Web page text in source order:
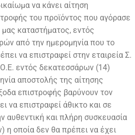
να κάνει αίτηση
του προϊόντος που αγόρασε
καταστήματος, εντός
από την ημερομηνία που το
να επιστραφεί στην εταιρεία Σ.
εντός δεκατεσσάρων (14)
αποστολής της αίτησης
επιστροφής βαρύνουν τον
να επιστραφεί άθικτο και σε
αυθεντική και πλήρη συσκευασία
η οποία δεν θα πρέπει να έχει